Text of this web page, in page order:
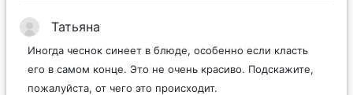
Татьяна
Иногда чеснок синеет в блюде, особенно если класть
его в самом конце. Это не очень красиво. Подскажите,
пожалуйста, от чего это происходит.